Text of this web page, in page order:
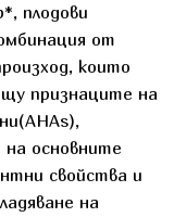
плодови
от
които
признаците на
на основните
свойства и
на